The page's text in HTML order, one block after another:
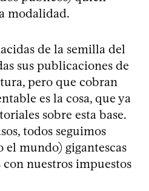
modalidad.
de la semilla del
sus publicaciones de
pero que cobran
es la cosa, que ya
sobre esta base.
todos seguimos
el mundo) gigantescas
nuestros impuestos